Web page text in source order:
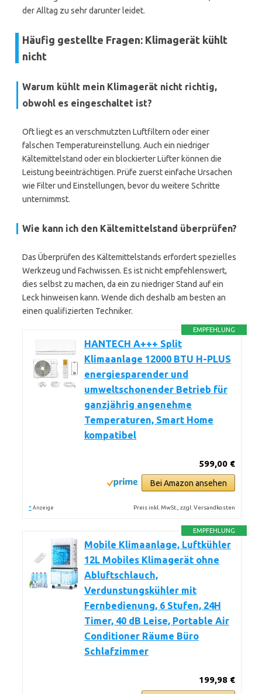
der Alltag zu sehr darunter leidet.
Häufig gestellte Fragen: Klimagerät kühlt
nicht
Warum kühlt mein Klimagerät nicht richtig,
obwohl es eingeschaltet ist?
Oft liegt es an verschmutzten Luftfiltern oder einer
falschen Temperatureinstellung. Auch ein niedriger
Kältemittelstand oder ein blockierter Lüfter können die
Leistung beeinträchtigen. Prüfe zuerst einfache Ursachen
wie Filter und Einstellungen, bevor du weitere Schritte
unternimmst.
Wie kann ich den Kältemittelstand überprüfen?
Das Überprüfen des Kältemittelstands erfordert spezielles
Werkzeug und Fachwissen. Es ist nicht empfehlenswert,
dies selbst zu machen, da ein zu niedriger Stand auf ein
Leck hinweisen kann. Wende dich deshalb am besten an
einen qualifizierten Techniker.
EMPFEHLUNG
HANTECH A+++ Split
Klimaanlage 12000 BTU H-PLUS
energiesparender und
umweltschonender Betrieb für
ganzjährig angenehme
Temperaturen, Smart Home
kompatibel
599,00 €
Bei Amazon ansehen
* Anzeige Preis inkl. MwSt., zzgl. Versandkosten
EMPFEHLUNG
Mobile Klimaanlage, Luftkühler
12L Mobiles Klimagerät ohne
Abluftschlauch,
Verdunstungskühler mit
Fernbedienung, 6 Stufen, 24H
Timer, 40 dB Leise, Portable Air
Conditioner Räume Büro
Schlafzimmer
199,98 €